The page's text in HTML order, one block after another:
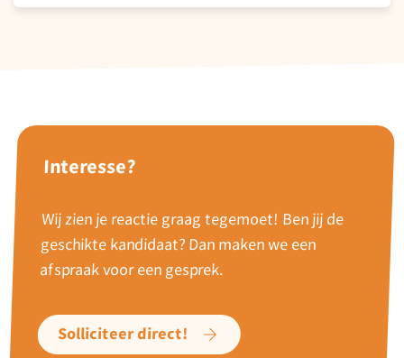
Interesse?
Wij zien je reactie graag tegemoet! Ben jij de
geschikte kandidaat? Dan maken we een
afspraak voor een gesprek.
Solliciteer direct!